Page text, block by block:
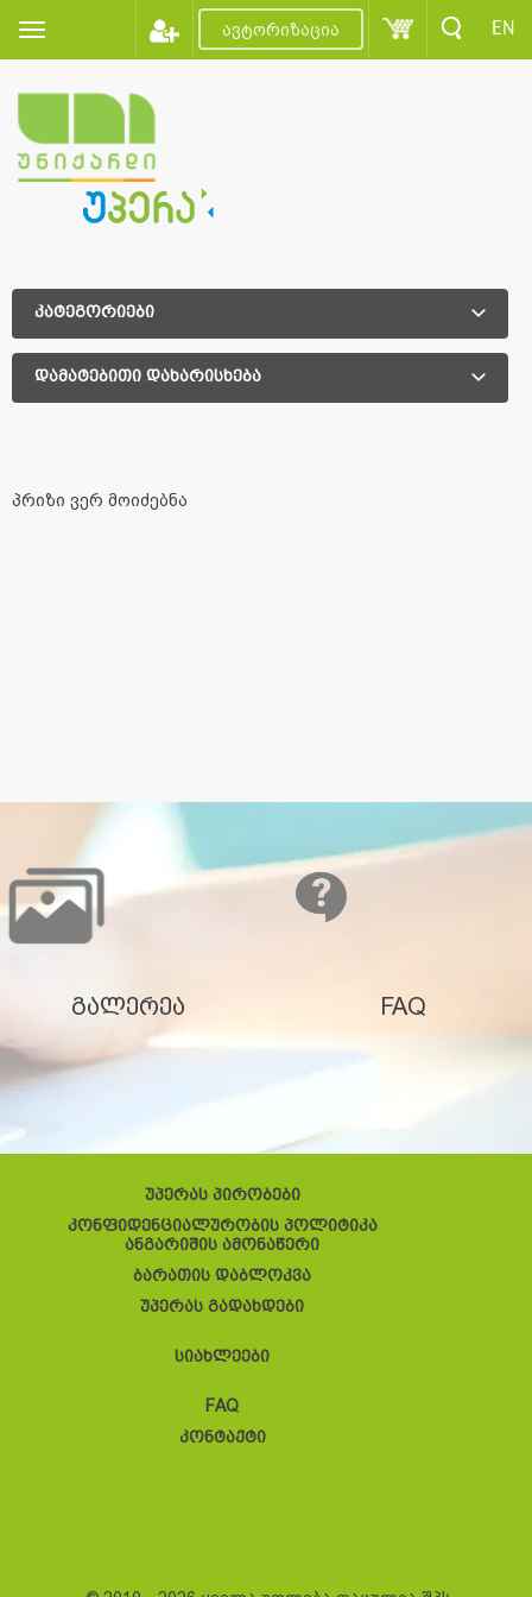
ავტორიზაცია EN
კატეგორიები
დამატებითი დახარისხება
პრიზი ვერ მოიძებნა
გალერეა FAQ
უპერას პირობები
კონფიდენციალურობის პოლიტიკა
ანგარიშის ამონაწერი
ბარათის დაბლოკვა
უპერას გადახდები
სიახლეები
FAQ
კონტაქტი